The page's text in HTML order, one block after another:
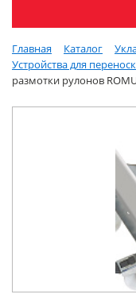
Главная Каталог
Устройства для
размотки рулонов